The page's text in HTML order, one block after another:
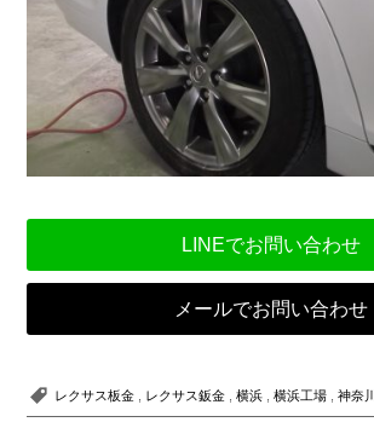
LINEでお問い合わせ
メールでお問い合わせ
レクサス板金 レクサス鈑金 ,横浜 ,横浜工場 ,神奈川